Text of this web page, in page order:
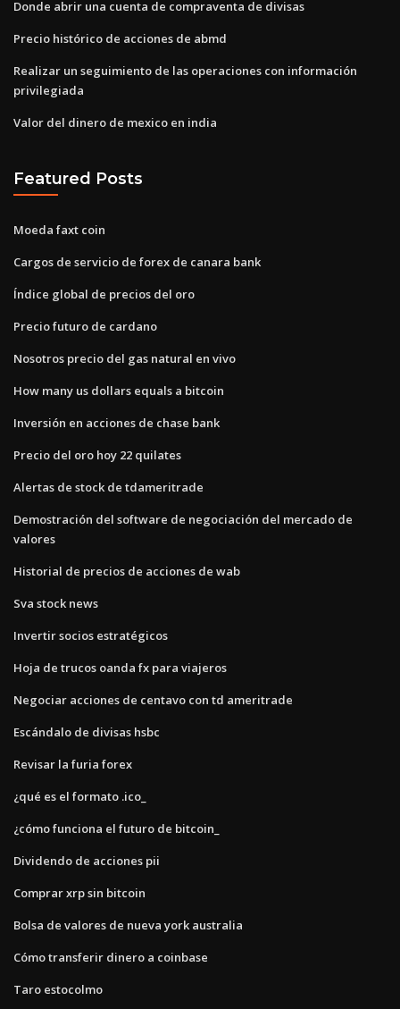
Donde abrir una cuenta de compraventa de divisas
Precio histórico de acciones de abmd
Realizar un seguimiento de las operaciones con información
privilegiada
Valor del dinero de mexico en india
Featured Posts
Moeda faxt coin
Cargos de servicio de forex de canara bank
Índice global de precios del oro
Precio futuro de cardano
Nosotros precio del gas natural en vivo
How many us dollars equals a bitcoin
Inversión en acciones de chase bank
Precio del oro hoy 22 quilates
Alertas de stock de tdameritrade
Demostración del software de negociación del mercado de
valores
Historial de precios de acciones de wab
Sva stock news
Invertir socios estratégicos
Hoja de trucos oanda fx para viajeros
Negociar acciones de centavo con td ameritrade
Escándalo de divisas hsbc
Revisar la furia forex
¿qué es el formato .ico_
¿cómo funciona el futuro de bitcoin_
Dividendo de acciones pii
Comprar xrp sin bitcoin
Bolsa de valores de nueva york australia
Cómo transferir dinero a coinbase
Taro estocolmo